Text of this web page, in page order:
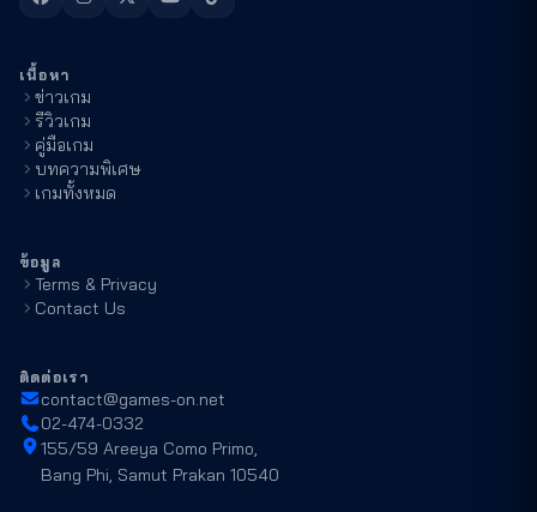
เนื้อหา
ข่าวเกม
รีวิวเกม
คู่มือเกม
บทความพิเศษ
เกมทั้งหมด
ข้อมูล
Terms & Privacy
Contact Us
ติดต่อเรา
contact@games-on.net
02-474-0332
155/59 Areeya Como Primo,
Bang Phi, Samut Prakan 10540